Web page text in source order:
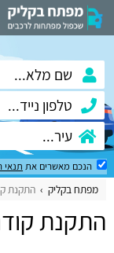
הנכם מאשרים את תנאי
מפתח בקליק התקנת
התקנת